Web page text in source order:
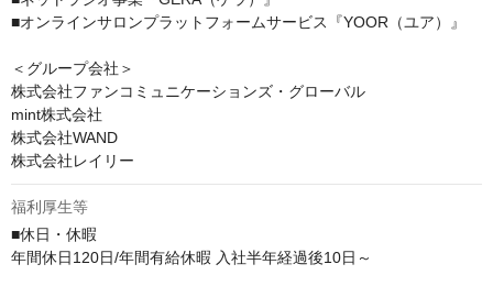
■オンラインサロンプラットフォームサービス『YOOR（ユア）』
＜グループ会社＞
株式会社ファンコミュニケーションズ・グローバル
mint株式会社
株式会社WAND
株式会社レイリー
福利厚生等
■休日・休暇
年間休日120日/年間有給休暇 入社半年経過後10日～